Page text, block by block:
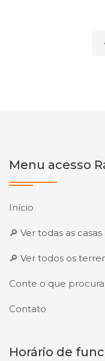
‹
Menu acesso
Início
🔎 Ver todas as
🔎 Ver todos os
Conte o que
Contato
Horário de